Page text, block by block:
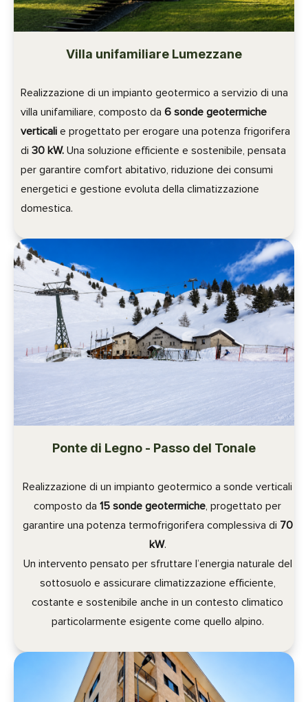
Villa unifamiliare Lumezzane
Realizzazione di un impianto geotermico a servizio di una
villa unifamiliare, composto da 6 sonde geotermiche
verticali e progettato per erogare una potenza frigorifera
di 30 kW. Una soluzione efficiente e sostenibile, pensata
per garantire comfort abitativo, riduzione dei consumi
energetici e gestione evoluta della climatizzazione
domestica.
Ponte di Legno - Passo del Tonale
Realizzazione di un impianto geotermico a sonde verticali
composto da 15 sonde geotermiche , progettato per
garantire una potenza termofrigorifera complessiva di 70
kW.
Un intervento pensato per sfruttare l’energia naturale del
sottosuolo e assicurare climatizzazione efficiente,
costante e sostenibile anche in un contesto climatico
particolarmente esigente come quello alpino.